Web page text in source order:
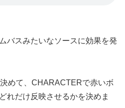
バスみたいなソースに効果を発
めて、CHARACTERで赤いボ
れだけ反映させるかを決めま